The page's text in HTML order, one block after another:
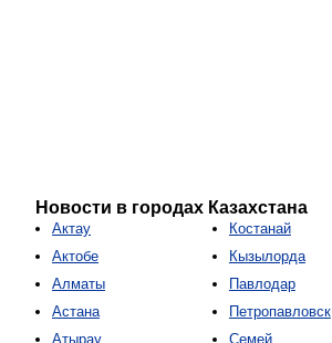
Новости в городах Казахстана
Актау
Актобе
Алматы
Астана
Атырау
Костанай
Кызылорда
Павлодар
Петропавловск
Семей